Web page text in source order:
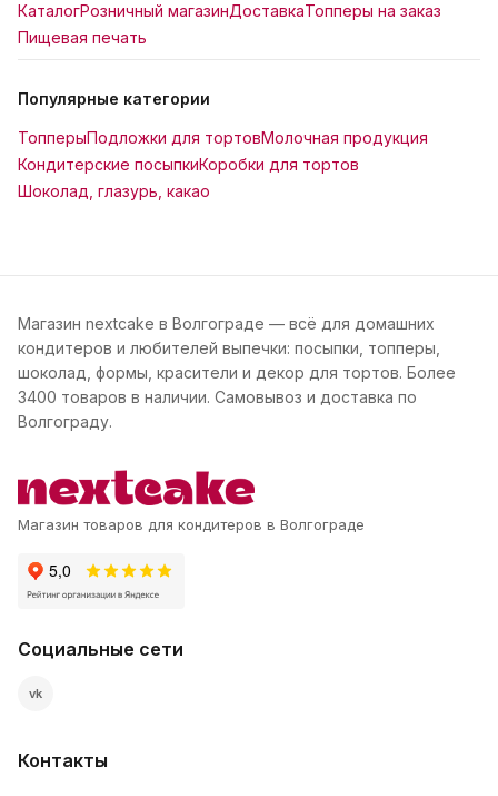
КаталогРозничный магазинДоставкаТопперы на заказ
Пищевая печать
Популярные категории
ТопперыПодложки для тортовМолочная продукция
Кондитерские посыпкиКоробки для тортов
Шоколад, глазурь, какао
Магазин nextcake в Волгограде — всё для домашних
кондитеров и любителей выпечки: посыпки, топперы,
шоколад, формы, красители и декор для тортов. Более
3400 товаров в наличии. Самовывоз и доставка по
Волгограду.
Магазин товаров для кондитеров в Волгограде
Социальные сети
vk
Контакты